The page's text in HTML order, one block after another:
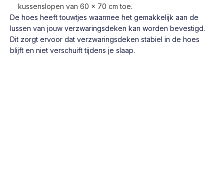
kussenslopen van 60 x 70 cm toe.
De hoes heeft touwtjes waarmee het gemakkelijk aan de
lussen van jouw verzwaringsdeken kan worden bevestigd.
Dit zorgt ervoor dat verzwaringsdeken stabiel in de hoes
blijft en niet verschuift tijdens je slaap.